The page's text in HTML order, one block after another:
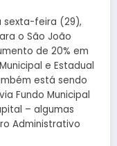
sexta-feira (29),
o São João
de 20% em
e Estadual
está sendo
Fundo Municipal
– algumas
Administrativo